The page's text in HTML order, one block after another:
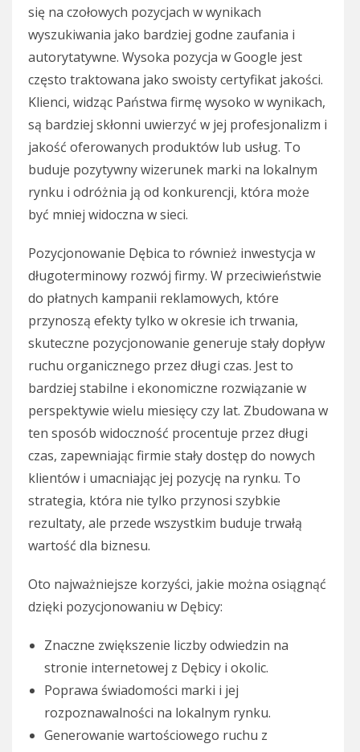
się na czołowych pozycjach w wynikach
wyszukiwania jako bardziej godne zaufania i
autorytatywne. Wysoka pozycja w Google jest
często traktowana jako swoisty certyfikat jakości.
Klienci, widząc Państwa firmę wysoko w wynikach,
są bardziej skłonni uwierzyć w jej profesjonalizm i
jakość oferowanych produktów lub usług. To
buduje pozytywny wizerunek marki na lokalnym
rynku i odróżnia ją od konkurencji, która może
być mniej widoczna w sieci.
Pozycjonowanie Dębica to również inwestycja w
długoterminowy rozwój firmy. W przeciwieństwie
do płatnych kampanii reklamowych, które
przynoszą efekty tylko w okresie ich trwania,
skuteczne pozycjonowanie generuje stały dopływ
ruchu organicznego przez długi czas. Jest to
bardziej stabilne i ekonomiczne rozwiązanie w
perspektywie wielu miesięcy czy lat. Zbudowana w
ten sposób widoczność procentuje przez długi
czas, zapewniając firmie stały dostęp do nowych
klientów i umacniając jej pozycję na rynku. To
strategia, która nie tylko przynosi szybkie
rezultaty, ale przede wszystkim buduje trwałą
wartość dla biznesu.
Oto najważniejsze korzyści, jakie można osiągnąć
dzięki pozycjonowaniu w Dębicy:
Znaczne zwiększenie liczby odwiedzin na
stronie internetowej z Dębicy i okolic.
Poprawa świadomości marki i jej
rozpoznawalności na lokalnym rynku.
Generowanie wartościowego ruchu z